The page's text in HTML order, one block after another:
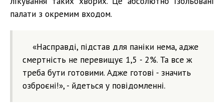
палати з окремим входом.
«Насправді, підстав для паніки нема, адже
смертність не перевищує 1,5 - 2%. Та все ж
треба бути готовими. Адже готові - значить
озброєні!», - йдеться у повідомленні.